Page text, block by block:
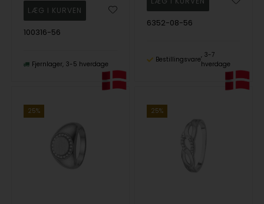
100316-56
Fjernlager 3-5 hverdage
6352-08-56
Bestillingsvare
3-7
hverdage
25% 25%